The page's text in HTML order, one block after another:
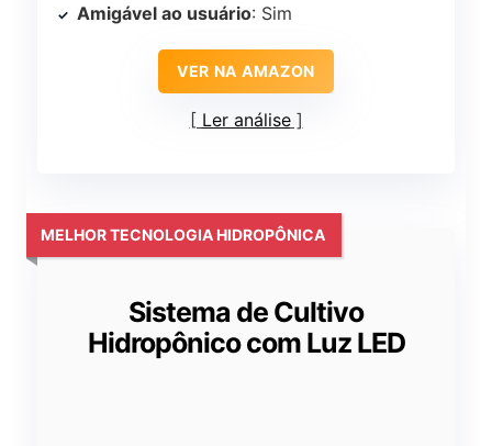
Amigável ao usuário: Sim
VER NA AMAZON
Ler análise
Sistema de Cultivo
Hidropônico com Luz LED
MELHOR TECNOLOGIA HIDROPÔNICA